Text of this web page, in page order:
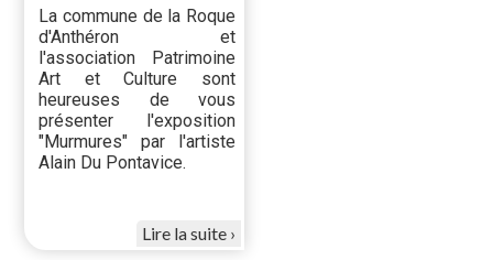
La commune de la Roque
d'Anthéron et
l'association Patrimoine
Art et Culture sont
heureuses de vous
présenter l'exposition
"Murmures" par l'artiste
Alain Du Pontavice.
Lire la suite